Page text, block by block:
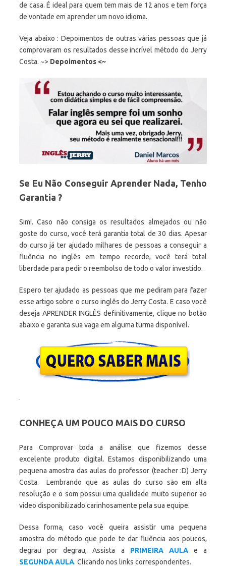
de casa. É ideal para quem tem mais de 12 anos e tem força
de vontade em aprender um novo idioma.
Veja abaixo : Depoimentos de outras várias pessoas que já
comprovaram os resultados desse incrível método do Jerry
Costa. ~> Depoimentos <~
Se Eu Não Conseguir Aprender Nada, Tenho
Garantia ?
Sim!. Caso não consiga os resultados almejados ou não
goste do curso, você terá garantia total de 30 dias. Apesar
do curso já ter ajudado milhares de pessoas a conseguir a
fluência no inglês em tempo recorde, você terá total
liberdade para pedir o reembolso de todo o valor investido.
Espero ter ajudado as pessoas que me pediram para fazer
esse artigo sobre o curso inglês do Jerry Costa. E caso você
deseja APRENDER INGLÊS definitivamente, clique no botão
abaixo e garanta sua vaga em alguma turma disponível.
.
CONHEÇA UM POUCO MAIS DO CURSO
Para Comprovar toda a análise que fizemos desse
excelente produto digital. Estamos disponibilizando uma
pequena amostra das aulas do professor (teacher :D) Jerry
Costa. Lembrando que as aulas do curso são em alta
resolução e o som possui uma qualidade muito superior ao
vídeo disponibilizado carinhosamente pela sua equipe.
Dessa forma, caso você queira assistir uma pequena
amostra do método que pode te dar fluência aos poucos,
degrau por degrau, Assista a PRIMEIRA AULAe a
SEGUNDA AULA. Clicando nos links correspondentes.